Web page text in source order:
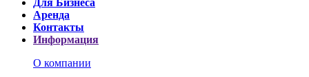
Для Бизнеса
Аренда
Контакты
Информация
О компании